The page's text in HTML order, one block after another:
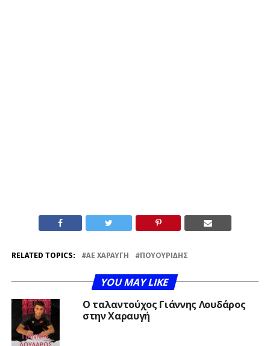
RELATED TOPICS: ΑΕ ΧΑΡΑΥΓΉ ΠΟΥΟΥΡΊΔΗΣ
YOU MAY LIKE
Ο ταλαντούχος Γιάννης Λουδάρος
στην Χαραυγή